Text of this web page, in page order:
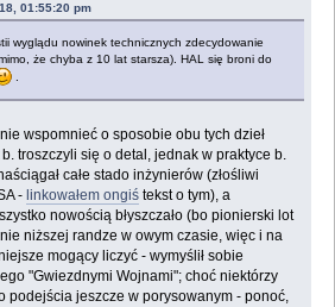
01:55:20 pm
wyglądu nowinek technicznych zdecydowanie
że chyba z 10 lat starsza). HAL się broni do
wspomnieć o sposobie obu tych dzieł
troszczyli się o detal, jednak w praktyce b.
całe stado inżynierów (złośliwi
- linkowałem ongiś tekst o tym), a
nowością błyszczało (bo pionierski lot
niższej randze w owym czasie, więc i na
mogący liczyć - wymyślił sobie
"Gwiezdnymi Wojnami"; choć niektórzy
podejścia jeszcze w porysowanym - ponoć,